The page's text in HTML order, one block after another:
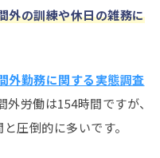
外の訓練や休日の雑務に
外勤務に関する実態調査
労働は154時間ですが、
圧倒的に多いです。